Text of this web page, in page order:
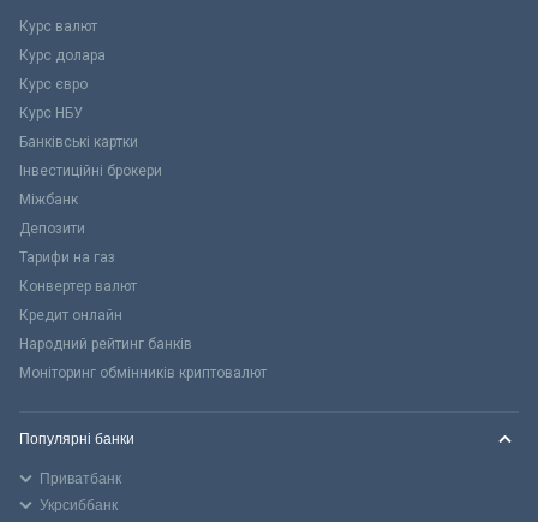
Курс валют
Курс долара
Курс євро
Курс НБУ
Банківські картки
Інвестиційні брокери
Міжбанк
Депозити
Тарифи на газ
Конвертер валют
Кредит онлайн
Народний рейтинг банків
Моніторинг обмінників криптовалют
Популярні банки
Приватбанк
Укрсиббанк